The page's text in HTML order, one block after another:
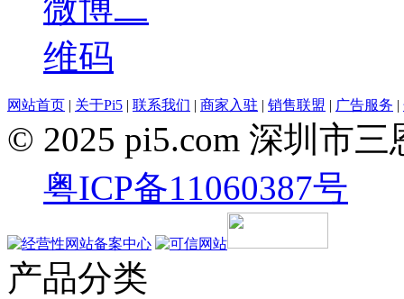
网站首页 关于Pi5 联系我们 商家入驻 销售联盟 广告服务
© 2025 pi5.com 深圳市
粤ICP备11060387号
产品分类